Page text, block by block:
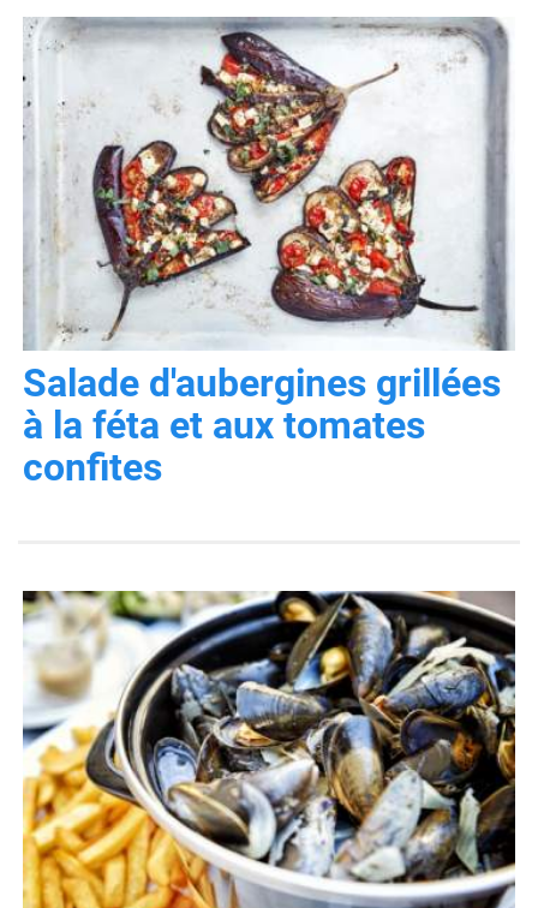
Salade d'aubergines grillées
à la féta et aux tomates
confites